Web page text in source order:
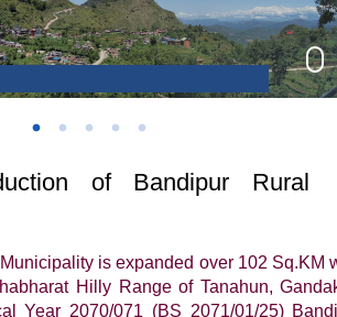
लेन
of Bandipur Rural
is expanded over 102 Sq.KM
Hilly Range of Tanahun,
Year 2070/071 (BS 2071/01/25)